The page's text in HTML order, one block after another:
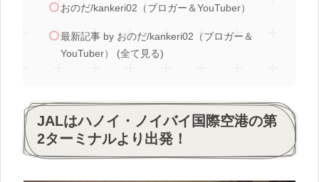
おのだ/kankeri02（ブロガー＆YouTuber）
最新記事 by おのだ/kankeri02（ブロガー＆
YouTuber） (全て見る)
JALはハノイ・ノイバイ国際空港の第
2ターミナルより出発！